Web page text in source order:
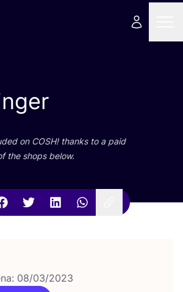
on COSH! than­ks to a paid
the shops below.
08/03/2023